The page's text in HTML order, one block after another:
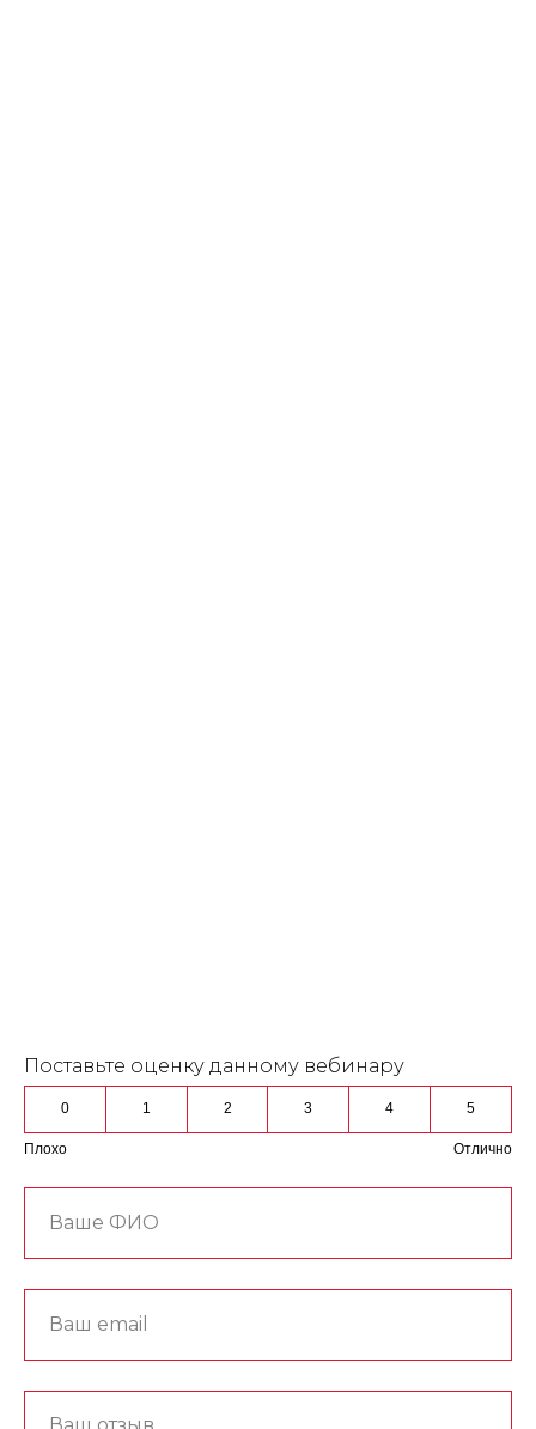
Поставьте оценку данному вебинару
0 1 2 3 4 5
Плохо Отлично